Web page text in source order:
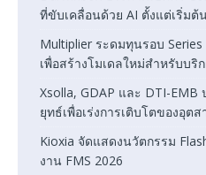
ที่ขับเคลื่อนด้วย AI ตั้งแต่เริ่มต้
Multiplier ระดมทุนรอบ
เพื่อสร้างโมเดลใหม่สำหรับบริ
Xsolla, GDAP และ DTI-
ยุทธ์เพื่อเร่งการเติบโตของอุต
Kioxia จัดแสดงนวัตกรรม
งาน FMS 2026